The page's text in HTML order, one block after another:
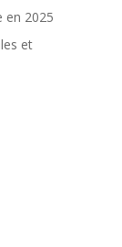
en 2025
et